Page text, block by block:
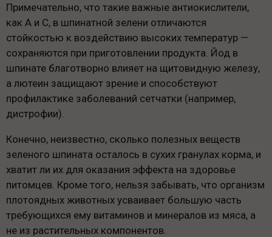
Примечательно, что такие важные антиокислители,
как А и С, в шпинатной зелени отличаются
стойкостью к воздействию высоких температур —
сохраняются при приготовлении продукта. Йод в
шпинате благотворно влияет на щитовидную железу,
а лютеин защищают зрение и способствуют
профилактике заболеваний сетчатки (например,
дистрофии).
Конечно, неизвестно, сколько полезных веществ
зеленого шпината осталось в сухих гранулах корма, и
хватит ли их для оказания эффекта на здоровье
питомцев. Кроме того, нельзя забывать, что организм
плотоядных животных усваивает большую часть
требующихся ему витаминов и минералов из мяса, а
не из растительных компонентов.